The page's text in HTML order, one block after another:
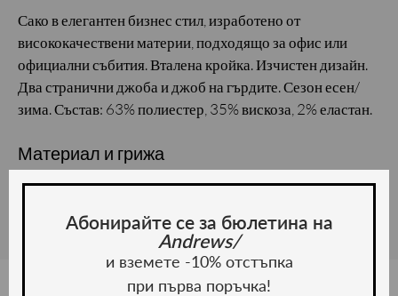
Сако в елегантен бизнес стил, изработено от
висококачествени материи, подходящо за офис или
официални събития. Вталена кройка. Изчистен дизайн.
Два странични джоба и джоб на гърдите. Сезон есен/
зима. Състав: 63% полиестер, 35% вискоза, 2% еластан.
Материал и грижа
Материал:
Абонирайте се за бюлетина на
Andrews/
и вземете -10% отстъпка
при първа поръчка!